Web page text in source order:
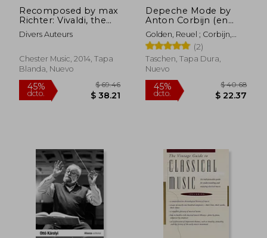
Recomposed by max
Richter: Vivaldi, the
Four Seasons (Book
(en Inglés)
Divers Auteurs
Chester Music, 2014, Tapa
Blanda, Nuevo
45%
dcto. $ 38.21
Depeche Mode by
Anton Corbijn (en
Inglés)
Golden, Reuel ; Corbijn,
Anton
(2)
Taschen, Tapa Dura,
Nuevo
45%
dcto.